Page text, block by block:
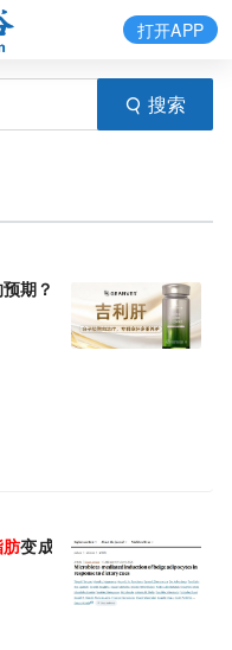
搜索
打开APP
期？2026进口护肝片哪个
肪变成“燃”脂肪